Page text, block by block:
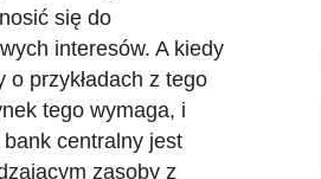
się do
interesów. A kiedy
przykładach z tego
tego wymaga, i
centralny jest
zasoby z